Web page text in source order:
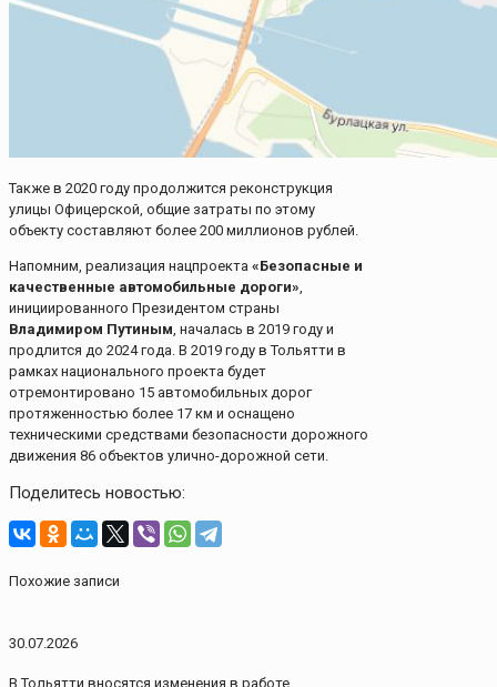
Также в 2020 году продолжится реконструкция
улицы Офицерской, общие затраты по этому
объекту составляют более 200 миллионов рублей.
Напомним, реализация нацпроекта «Безопасные и
качественные автомобильные дороги»,
инициированного Президентом страны
Владимиром Путиным, началась в 2019 году и
продлится до 2024 года. В 2019 году в Тольятти в
рамках национального проекта будет
отремонтировано 15 автомобильных дорог
протяженностью более 17 км и оснащено
техническими средствами безопасности дорожного
движения 86 объектов улично-дорожной сети.
Поделитесь новостью:
Похожие записи
30.07.2026
В Тольятти вносятся изменения в работе